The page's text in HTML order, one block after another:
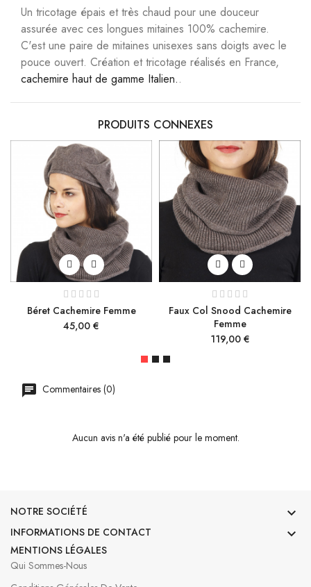
Un tricotage épais et très chaud pour une douceur
assurée avec ces longues mitaines 100% cachemire.
C'est une paire de mitaines unisexes sans doigts avec le
pouce ouvert. Création et tricotage réalisés en France,
cachemire haut de gamme Italien..
PRODUITS CONNEXES
Béret Cachemire Femme
Prix
45,00 €
Faux Col Snood Cachemire
Femme
Prix
119,00 €
Commentaires (0)
Aucun avis n'a été publié pour le moment.
NOTRE SOCIÉTÉ 
INFORMATIONS DE CONTACT 
MENTIONS LÉGALES
Qui Sommes-Nous